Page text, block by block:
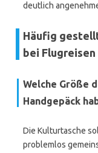
deutlich
Häufig
bei Flugreisen
Welche Größe
Handgepäck
Die Kulturtasche
problemlos